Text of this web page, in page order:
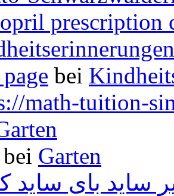
prescription
bei
math-tuition-
bei Garten
ساید بای ساید